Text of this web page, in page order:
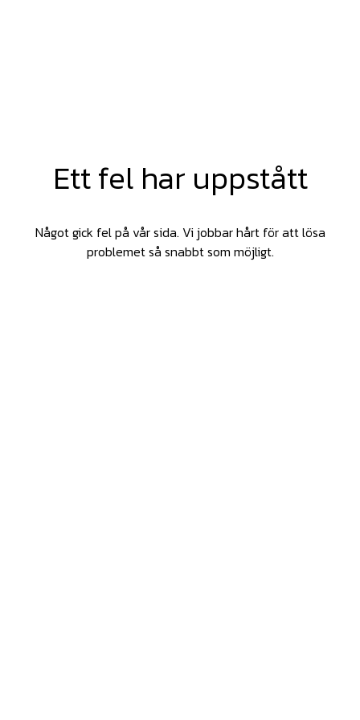
Ett fel har uppstått
Något gick fel på vår sida. Vi jobbar hårt för att lösa
problemet så snabbt som möjligt.